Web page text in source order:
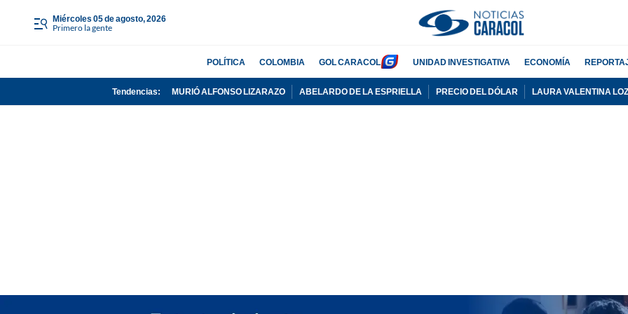
miércoles 05 de agosto, 2026
Primero la gente
POLÍTICA COLOMBIA GOL CARACOL UNIDAD INVESTIGATIVA ECONOMÍA
Tendencias: MURIÓ ALFONSO LIZARAZO ABELARDO DE LA ESPRIELLA PRECIO DEL DÓLAR LAURA VALENTINA